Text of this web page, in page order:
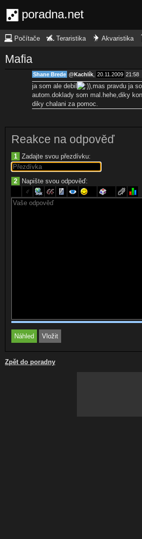
poradna.net
Počítače Teraristika Akvaristika
Mafia
Shane Brede @Kachlík 20.11.2009 21:58
ja som ale debil
,mas pravdu ja
autom.doklady som mal.hehe,diky
diky chalani za pomoc.
Reakce na odpověď
1 Zadajte svou přezdívku:
2 Napište svou odpověď:
Zpět do poradny